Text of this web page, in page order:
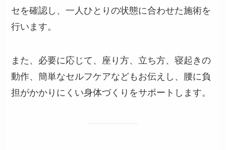
セを確認し、一人ひとりの状態に合わせた施術を
行います。
また、必要に応じて、座り方、立ち方、寝起きの
動作、簡単なセルフケアなどもお伝えし、腰に負
担がかかりにくい身体づくりをサポートします。